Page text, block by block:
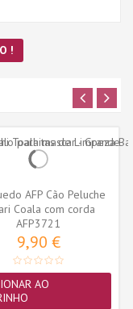
!
AFP Cão Peluche
Coala com corda
(31cm)
AFP3721
9,90 €
AO